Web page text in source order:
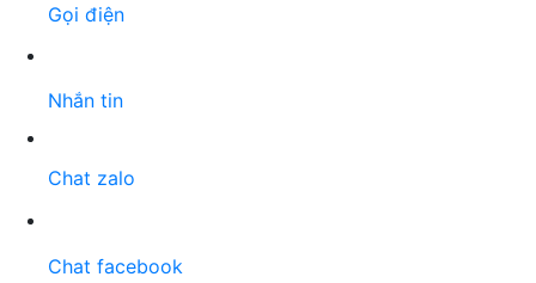
Gọi điện
Nhắn tin
Chat zalo
Chat facebook